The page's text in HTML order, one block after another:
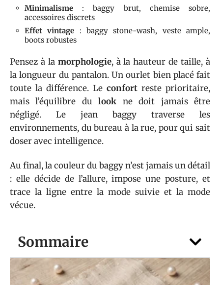
Sommaire
Minimalisme : baggy brut, chemise sobre,
accessoires discrets
Effet vintage : baggy stone-wash, veste ample,
boots robustes
Pensez à la morphologie, à la hauteur de taille, à
la longueur du pantalon. Un ourlet bien placé fait
toute la différence. Le confort reste prioritaire,
mais l’équilibre dulook ne doit jamais être
négligé. Le jean baggy traverse les
environnements, du bureau à la rue, pour qui sait
doser avec intelligence.
Au final, la couleur du baggy n’est jamais un détail
: elle décide de l’allure, impose une posture, et
trace la ligne entre la mode suivie et la mode
vécue.